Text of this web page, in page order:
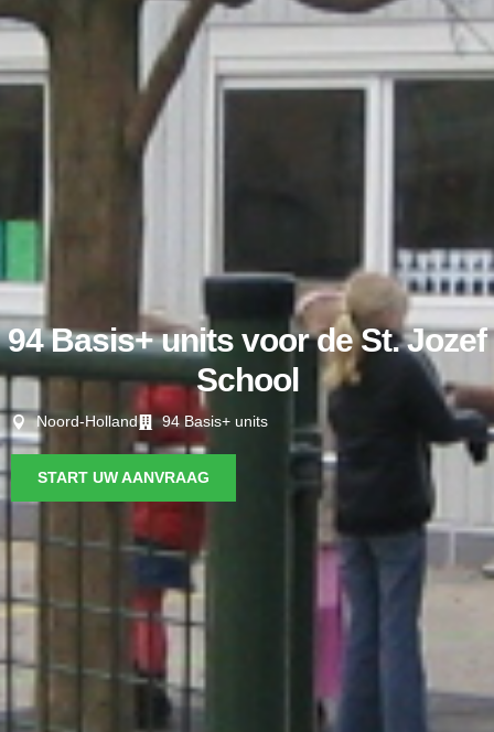
94 Basis+ units voor de St. Jozef
School
Noord-Holland 94 Basis+ units
START UW AANVRAAG